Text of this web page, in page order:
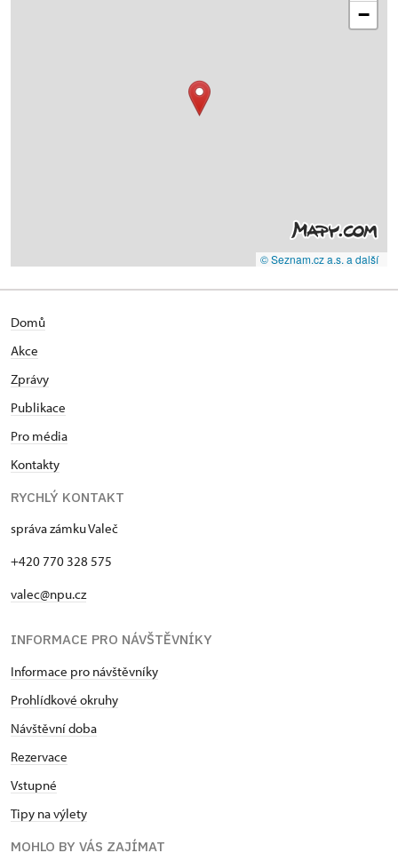
−
© Seznam.cz a.s. a další
Domů
Akce
Zprávy
Publikace
Pro média
Kontakty
RYCHLÝ KONTAKT
správa zámku Valeč
+420 770 328 575
valec@npu.cz
INFORMACE PRO NÁVŠTĚVNÍKY
Informace pro návštěvníky
Prohlídkové okruhy
Návštěvní doba
Rezervace
Vstupné
Tipy na výlety
MOHLO BY VÁS ZAJÍMAT